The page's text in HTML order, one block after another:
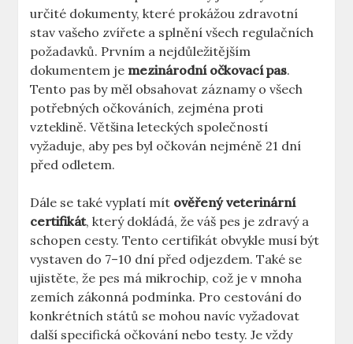
určité dokumenty, které prokážou zdravotní
stav vašeho zvířete a splnění všech regulačních
požadavků. Prvním a nejdůležitějším
dokumentem je mezinárodní očkovací pas.
Tento pas by měl obsahovat záznamy o všech
potřebných očkováních, zejména proti
vzteklině. Většina leteckých společností
vyžaduje, aby pes byl očkován nejméně 21 dní
před odletem.
Dále se také vyplatí mít ověřený veterinární
certifikát, který dokládá, že váš pes je zdravý a
schopen cesty. Tento certifikát obvykle musí být
vystaven do 7–10 dní před odjezdem. Také se
ujistěte, že pes má mikrochip, což je v mnoha
zemích zákonná podmínka. Pro cestování do
konkrétních států se mohou navíc vyžadovat
další specifická očkování nebo testy. Je vždy